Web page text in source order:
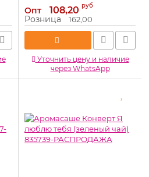
Артикул: 890532
Опт 108,20 руб
Розница 162,00
Уточнить цену и наличие
через WhatsApp